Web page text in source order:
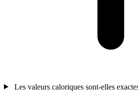
Les valeurs caloriques sont-elles